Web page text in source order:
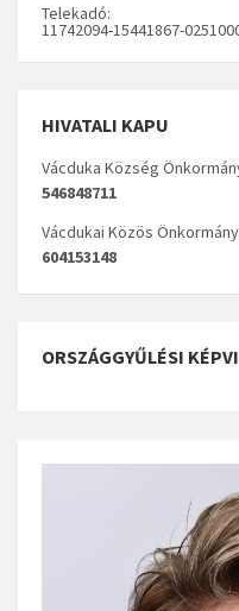
Telekadó:
11742094-15441867-
HIVATALI KAPU
Vácduka Község
546848711
Vácdukai Közös
604153148
ORSZÁGGYŰLÉSI